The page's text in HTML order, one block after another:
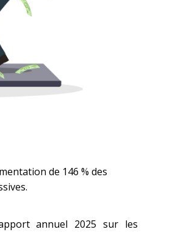
de 146 % des
annuel 2025 sur les